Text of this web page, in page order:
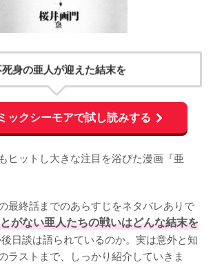
身の亜人が迎えた結末を
ックシーモアで試し読みする
ヒットし大きな注目を浴びた漫画『亜
最終話までのあらすじをネタバレありで
がない亜人たちの戦いはどんな結末を
日談は語られているのか。実は意外と知
ラストまで、しっかり紹介していきま